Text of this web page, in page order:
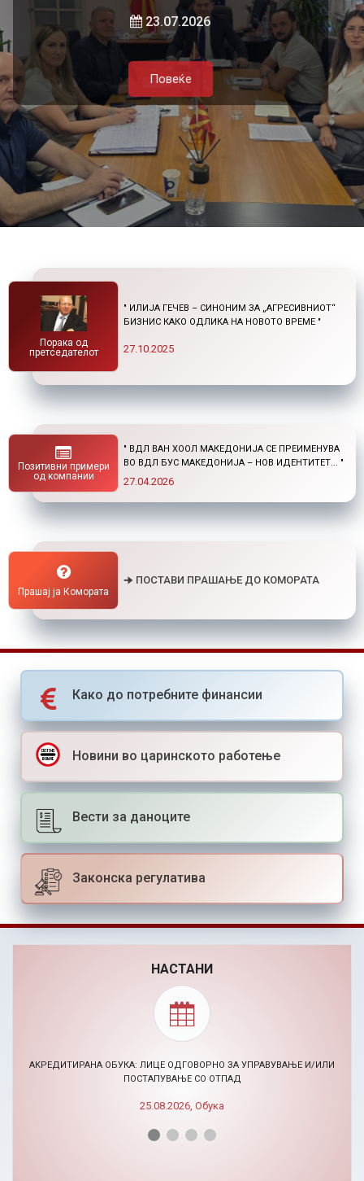
локалната самоуправа и приватниот
сектор
05.08.2026
Повеќе
23.07.2026
Повеќе
и нетарифните бариери
21.07.2026
Повеќе
Порака од
претседателот
" ИЛИЈА ГЕЧЕВ – СИНОНИМ ЗА „АГРЕСИВНИОТ“
БИЗНИС КАКО ОДЛИКА НА НОВОТО ВРЕМЕ "
27.10.2025
Позитивни примери
од компании
ПОСТДИПЛОМСКИ СТУДИИ ДОМА И ВО
СТРАНСТВО "
01.04.2026
Прашај ја Комората
🠊 ПОСТАВИ ПРАШАЊЕ ДО КОМОРАТА
Како до потребните финансии
Новини во царинското работење
Вести за даноците
Законска регулатива
НАСТАНИ
BIZHACK AI МАРКЕТИНГ ХАКАТОН (24-26.11.2026)